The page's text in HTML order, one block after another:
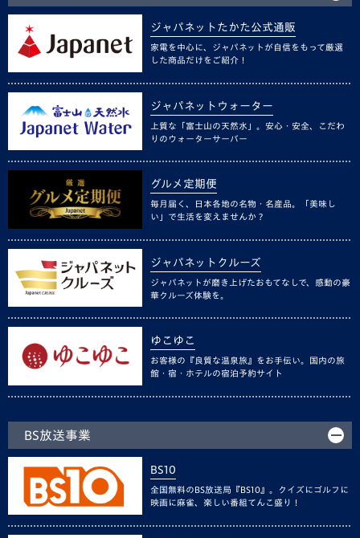
ジャパネットたかた公式通販
家電を中心に、ジャパネットが自信をもって厳選
した商品だけをご紹介！
ジャパネットウォーター
上質な「富士山の天然水」。安心・安全、こだわ
りのウォーターサーバー
グルメ定期便
毎月届く、日本各地の名物・名産品。「美味し
い」で生活を変えませんか？
ジャパネットクルーズ
ジャパネットが磨き上げたおもてなしで、感動の豪
華クルーズ体験を。
ゆこゆこ
お客様の『良質な温泉旅』をお手伝い。国内の旅
館・宿・ホテルの宿泊予約サイト
BS放送事業
BS10
全国無料のBS放送局『BS10』。クイズにゴルフに
映画に麻雀、楽しい番組てんこ盛り！